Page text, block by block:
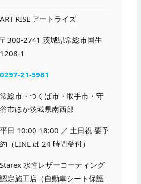
ART RISE アートライズ
〒300-2741 茨城県常総市国生
1208-1
0297-21-5981
常総市・つくば市・取手市・守
谷市ほか茨城県南西部
平日 10:00-18:00 ／ 土日祝 要予
約（LINE は 24 時間受付）
Starex 水性レザーコーティング
認定施工店（自動車シート保護